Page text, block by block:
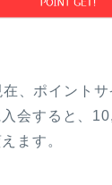
、ポイントサ
会すると、
ます。